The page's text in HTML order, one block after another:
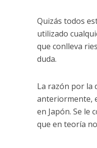
Quizás todos
utilizado
que conlleva
duda.
La razón por la
anteriormente,
en Japón. Se le
que en teoría